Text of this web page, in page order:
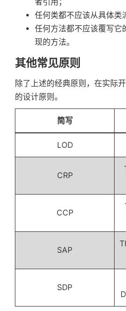
任何类都不应该从具体类
任何方法都不应该覆写它
现的方法。
其他常见原则
除了上述的经典原则，在实际
的设计原则。
简写
LOD
CRP
CCP
SAP
SDP